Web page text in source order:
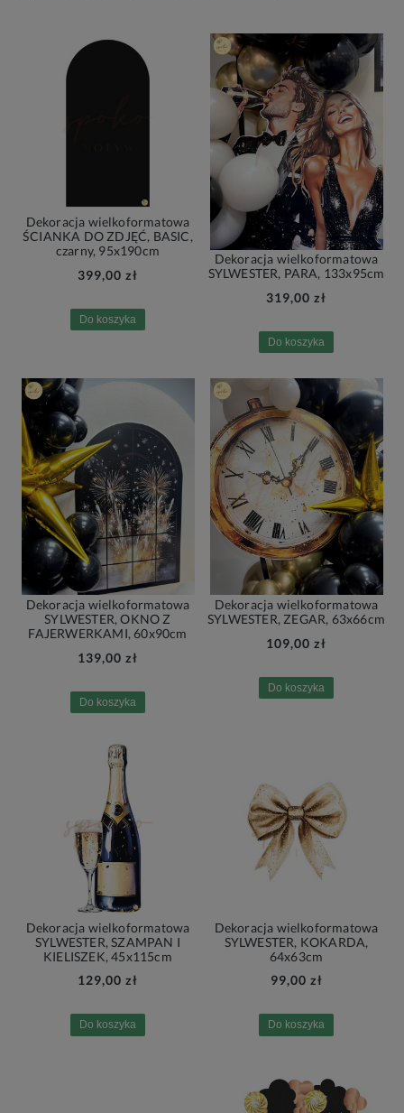
Dekoracja wielkoformatowa
ŚCIANKA DO ZDJĘĆ, BASIC,
czarny, 95x190cm
399,00 zł
Do koszyka
Dekoracja wielkoformatowa
SYLWESTER, PARA, 133x95cm
319,00 zł
Do koszyka
Dekoracja wielkoformatowa
SYLWESTER, OKNO Z
FAJERWERKAMI, 60x90cm
139,00 zł
Do koszyka
Dekoracja wielkoformatowa
SYLWESTER, ZEGAR, 63x66cm
109,00 zł
Do koszyka
Dekoracja wielkoformatowa
SYLWESTER, SZAMPAN I
KIELISZEK, 45x115cm
129,00 zł
Do koszyka
Dekoracja wielkoformatowa
SYLWESTER, KOKARDA,
64x63cm
99,00 zł
Do koszyka